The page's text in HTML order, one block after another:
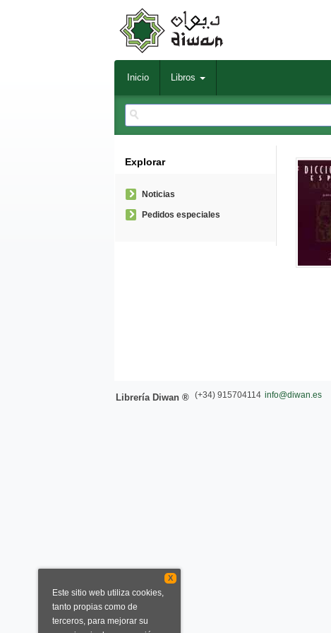
Inicio Libros
Explorar
Noticias
Pedidos especiales
Librería Diwan ® (+34) 915704114 info@diwan.es
X
Este sitio web utiliza cookies,
tanto propias como de
terceros, para mejorar su